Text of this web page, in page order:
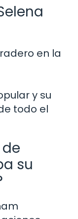
en la
y su
todo el
su